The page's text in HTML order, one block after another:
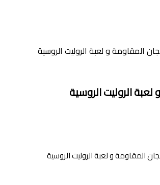
المقاومة و لعبة الروليت الروسية
الروليت الروسية